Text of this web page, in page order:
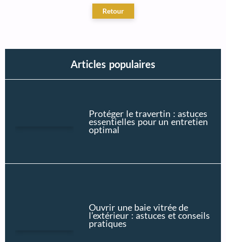
Articles populaires
Protéger le travertin : astuces
essentielles pour un entretien
optimal
Ouvrir une baie vitrée de
l’extérieur : astuces et conseils
pratiques